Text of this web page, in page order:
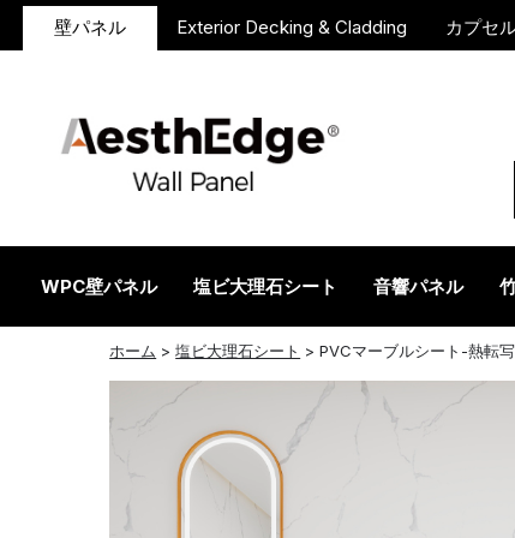
壁パネル Exterior Decking & Cladding カプセ
WPC壁パネル 塩ビ大理石シート 音響パネル
ホーム >塩ビ大理石シート >PVCマーブルシート-熱転
ツイッター
フェイスブック
リンクトイン
レッドディット
インスタグラム